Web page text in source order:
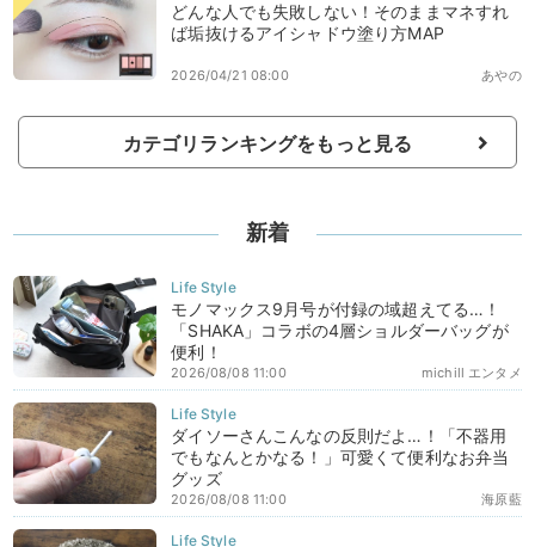
どんな人でも失敗しない！そのままマネすれ
ば垢抜けるアイシャドウ塗り方MAP
あやの
2026/04/21 08:00
カテゴリランキングをもっと見る
新着
モノマックス9月号が付録の域超えてる…！
「SHAKA」コラボの4層ショルダーバッグが
便利！
michill エンタメ
2026/08/08 11:00
ダイソーさんこんなの反則だよ…！「不器用
でもなんとかなる！」可愛くて便利なお弁当
グッズ
海原藍
2026/08/08 11:00